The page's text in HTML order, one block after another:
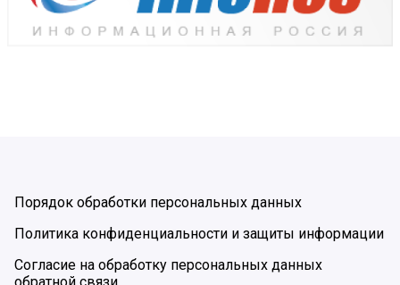
Порядок обработки персональных данных
Политика конфиденциальности и защиты информации
Согласие на обработку персональных данных